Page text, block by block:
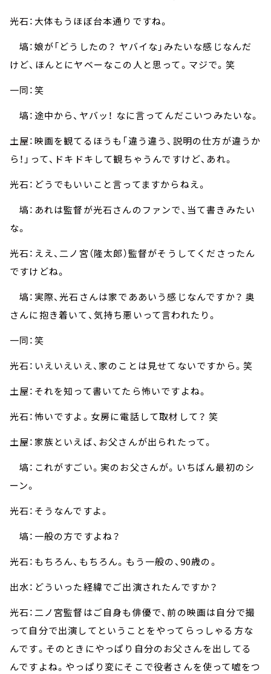
光石：大体もうほぼ台本通りですね。
塙：娘が「どうしたの？ ヤバイな」みたいな感じなんだ
けど、ほんとにヤベーなこの人と思って。マジで。笑
一同：笑
塙：途中から、ヤバッ！ なに言ってんだこいつみたいな。
土屋：映画を観てるほうも「違う違う、説明の仕方が違うか
ら！」って、ドキドキして観ちゃうんですけど、あれ。
光石：どうでもいいこと言ってますからねえ。
塙：あれは監督が光石さんのファンで、当て書きみたい
な。
光石：ええ、二ノ宮（隆太郎）監督がそうしてくださったん
ですけどね。
塙：実際、光石さんは家でああいう感じなんですか？ 奥
さんに抱き着いて、気持ち悪いって言われたり。
一同：笑
光石：いえいえいえ、家のことは見せてないですから。笑
土屋：それを知って書いてたら怖いですよね。
光石：怖いですよ。女房に電話して取材して？ 笑
土屋：家族といえば、お父さんが出られたって。
塙：これがすごい。実のお父さんが。いちばん最初のシ
ーン。
光石：そうなんですよ。
塙：一般の方ですよね？
光石：もちろん、もちろん。もう一般の、90歳の。
出水：どういった経緯でご出演されたんですか？
光石：二ノ宮監督はご自身も俳優で、前の映画は自分で撮
って自分で出演してということをやってらっしゃる方な
んです。そのときにやっぱり自分のお父さんを出してる
んですよね。やっぱり変にそこで役者さんを使って嘘をつ